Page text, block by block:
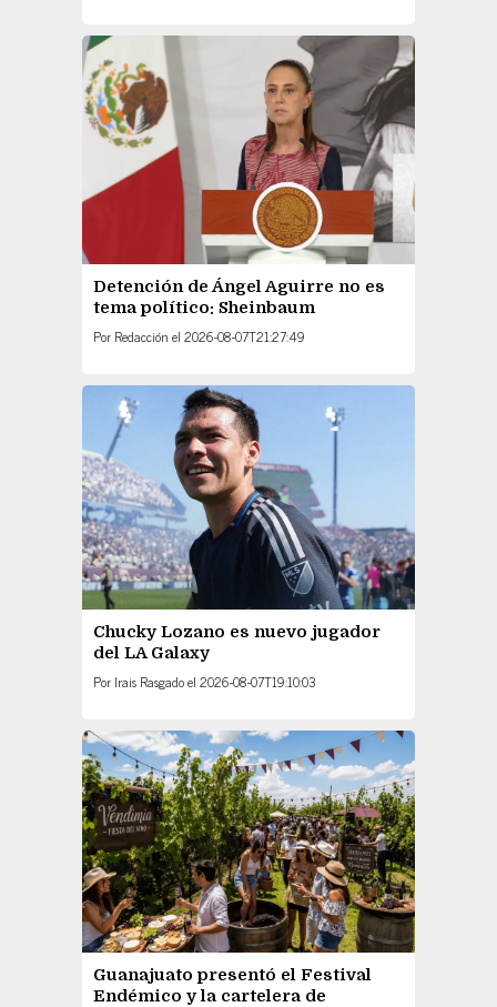
Detención de Ángel Aguirre no es
tema político: Sheinbaum
Por Redacción el 2026-08-07T21:27:49
Chucky Lozano es nuevo jugador
del LA Galaxy
Por Irais Rasgadoel 2026-08-07T19:10:03
Guanajuato presentó el Festival
Endémico y la cartelera de